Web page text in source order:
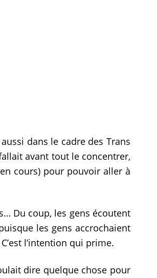
dans le cadre des Trans
avant tout le concentrer,
cours) pour pouvoir aller à
Du coup, les gens écoutent
les gens accrochaient
l’intention qui prime.
dire quelque chose pour